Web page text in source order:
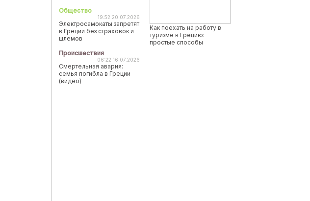
Общество
19:52 20.07.2026
Электросамокаты запретят
в Греции без страховок и
шлемов
Происшествия
06:22 16.07.2026
Смертельная авария:
семья погибла в Греции
(видео)
Как поехать на работу в
туризме в Грецию:
простые способы